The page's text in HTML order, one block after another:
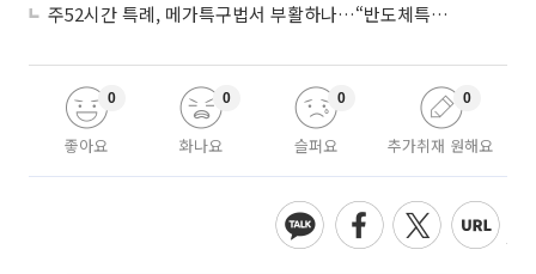
주52시간 특례, 메가특구법서 부활하나…“반도체특별법 담겨야”
좋아요
0
화나요
0
슬퍼요
0
추가취재 원해요
0